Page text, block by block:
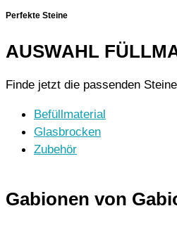
Perfekte Steine
AUSWAHL
Finde jetzt die passenden
Befüllmaterial
Glasbrocken
Zubehör
Gabionen von